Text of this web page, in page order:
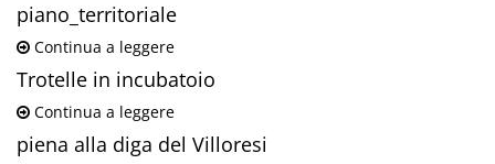
piano_territoriale
Continua a leggere
Trotelle in incubatoio
Continua a leggere
piena alla diga del Villoresi